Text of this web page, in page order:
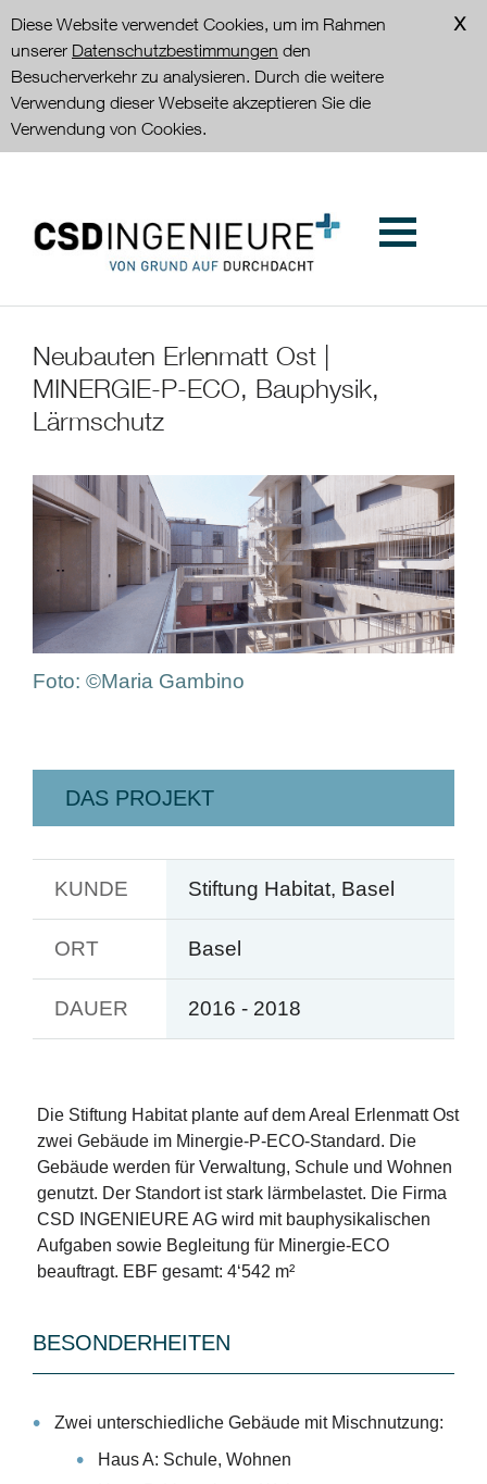
Diese Website verwendet Cookies, um im Rahmen
unserer Datenschutzbestimmungen den
Besucherverkehr zu analysieren. Durch die weitere
Verwendung dieser Webseite akzeptieren Sie die
Verwendung von Cookies.
Neubauten Erlenmatt Ost |
MINERGIE-P-ECO, Bauphysik,
Lärmschutz
Foto: ©Maria Gambino
DAS PROJEKT
KUNDE Stiftung Habitat, Basel
ORT Basel
DAUER 2016 - 2018
Die Stiftung Habitat plante auf dem Areal Erlenmatt Ost
zwei Gebäude im Minergie-P-ECO-Standard. Die
Gebäude werden für Verwaltung, Schule und Wohnen
genutzt. Der Standort ist stark lärmbelastet. Die Firma
CSD INGENIEURE AG wird mit bauphysikalischen
Aufgaben sowie Begleitung für Minergie-ECO
beauftragt. EBF gesamt: 4‘542 m²
BESONDERHEITEN
Zwei unterschiedliche Gebäude mit Mischnutzung:
Haus A: Schule, Wohnen